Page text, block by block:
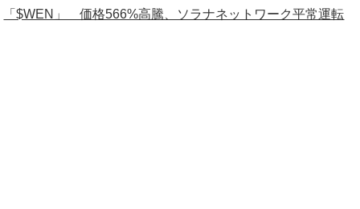
「$WEN」 価格566%高騰、ソラナネットワーク平常運転